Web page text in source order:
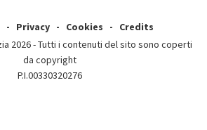
Privacy Cookies
Credits
2026 - Tutti i contenuti del sito sono coperti
da copyright
P.I.00330320276